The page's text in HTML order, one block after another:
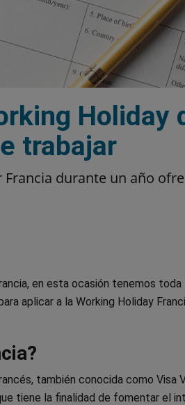
Holiday
trabajar
durante un año
en esta ocasión tenemos toda
aplicar a la Working Holiday
también conocida como Visa
tiene la finalidad de fomentar el